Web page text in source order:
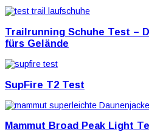
Trailrunning Schuhe Test –
fürs Gelände
SupFire T2 Test
Mammut Broad Peak Light